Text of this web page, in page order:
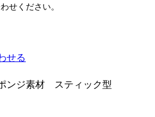
せください。
せる
ンジ素材 スティック型